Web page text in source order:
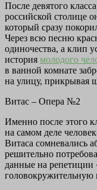
После девятого
российской столице
который сразу
Через всю песню
одиночества, а клип
история молодого
в ванной комнате
на улицу, прикрывая
Витас – Опера №2
Именно после этого
на самом деле
Витаса сомневались
решительно
данные на репетиции
головокружительную